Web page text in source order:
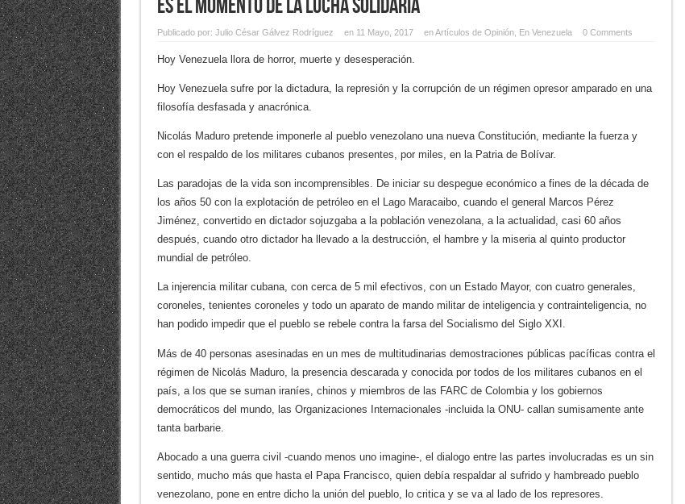
Es el momento de la lucha solidaria
Publicado por: Julio César Gálvez Rodríguez en 11 Mayo, 2017 enArtículos de Opinión, En Venezuela 0 Comments
Hoy Venezuela llora de horror, muerte y desesperación.
Hoy Venezuela sufre por la dictadura, la represión y la corrupción de un régimen opresor amparado en una
filosofía desfasada y anacrónica.
Nicolás Maduro pretende imponerle al pueblo venezolano una nueva Constitución, mediante la fuerza y
con el respaldo de los militares cubanos presentes, por miles, en la Patria de Bolívar.
Las paradojas de la vida son incomprensibles. De iniciar su despegue económico a fines de la década de
los años 50 con la explotación de petróleo en el Lago Maracaibo, cuando el general Marcos Pérez
Jiménez, convertido en dictador sojuzgaba a la población venezolana, a la actualidad, casi 60 años
después, cuando otro dictador ha llevado a la destrucción, el hambre y la miseria al quinto productor
mundial de petróleo.
La injerencia militar cubana, con cerca de 5 mil efectivos, con un Estado Mayor, con cuatro generales,
coroneles, tenientes coroneles y todo un aparato de mando militar de inteligencia y contrainteligencia, no
han podido impedir que el pueblo se rebele contra la farsa del Socialismo del Siglo XXI.
Más de 40 personas asesinadas en un mes de multitudinarias demostraciones públicas pacíficas contra el
régimen de Nicolás Maduro, la presencia descarada y conocida por todos de los militares cubanos en el
país, a los que se suman iraníes, chinos y miembros de las FARC de Colombia y los gobiernos
democráticos del mundo, las Organizaciones Internacionales -incluida la ONU- callan sumisamente ante
tanta barbarie.
Abocado a una guerra civil -cuando menos uno imagine-, el dialogo entre las partes involucradas es un sin
sentido, mucho más que hasta el Papa Francisco, quien debía respaldar al sufrido y hambreado pueblo
venezolano, pone en entre dicho la unión del pueblo, lo critica y se va al lado de los represores.